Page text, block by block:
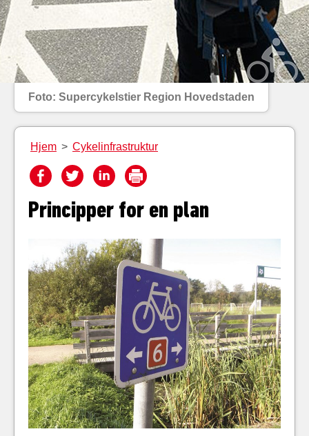
Foto: Supercykelstier Region Hovedstaden
Hjem > Cykelinfrastruktur
Principper for en plan